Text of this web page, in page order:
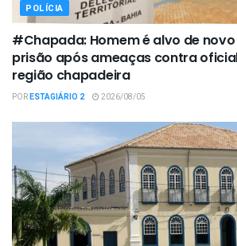
POLÍCIA
#Chapada: Homem é alvo de
prisão após ameaças contra
região chapadeira
PORESTAGIÁRIO 2 2026/08/05